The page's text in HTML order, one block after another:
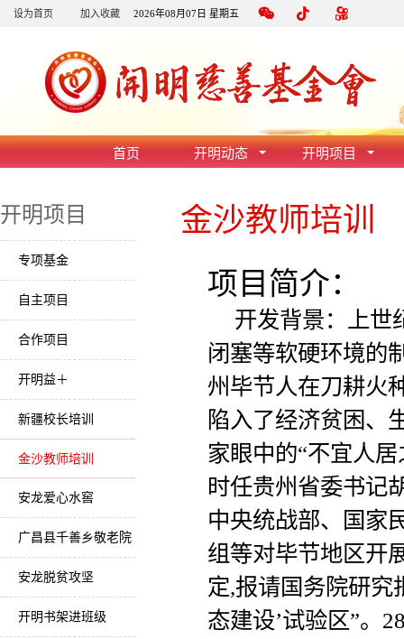
设为首页 加入收藏 2026年08月07日 星期五
首页 开明动态 开明项目
开明项目
专项基金
自主项目
合作项目
开明益＋
新疆校长培训
金沙教师培训
安龙爱心水窖
广昌县千善乡敬老院
安龙脱贫攻坚
开明书架进班级
金沙教师培训
项目简介：
开发背景：上世
闭塞等软硬环境的
州毕节人在刀耕火
陷入了经济贫困、
家眼中的“不宜人
时任贵州省委书记
中央统战部、国家
组等对毕节地区开
定,报请国务院研究
态建设’试验区”。